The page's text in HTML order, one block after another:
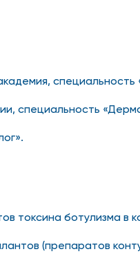
специальность
токсина ботулизма в
(препаратов